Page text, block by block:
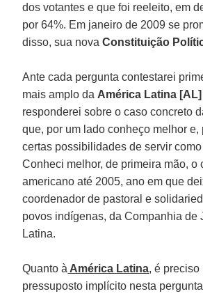
dos votantes e que foi reeleito, em
por 64%. Em janeiro de 2009 se
disso, sua novaConstituição
Ante cada pergunta contestarei
mais amplo da América Latina [AL]
responderei sobre o caso concreto
que, por um lado conheço melhor e,
certas possibilidades de servir
Conheci melhor, de primeira mão, o
americano até 2005, ano em que
coordenador de pastoral e
povos indígenas, da Companhia de
Latina.
Quanto à América Latina, é preciso
pressuposto implícito nesta